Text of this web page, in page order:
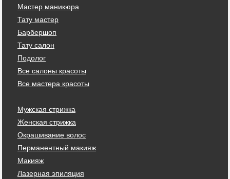
Мастер маникюра
Тату мастер
Барбершоп
Тату салон
Подолог
Все салоны красоты
Все мастера красоты
Мужская стрижка
Женская стрижка
Окрашивание волос
Перманентный макияж
Макияж
Лазерная эпиляция